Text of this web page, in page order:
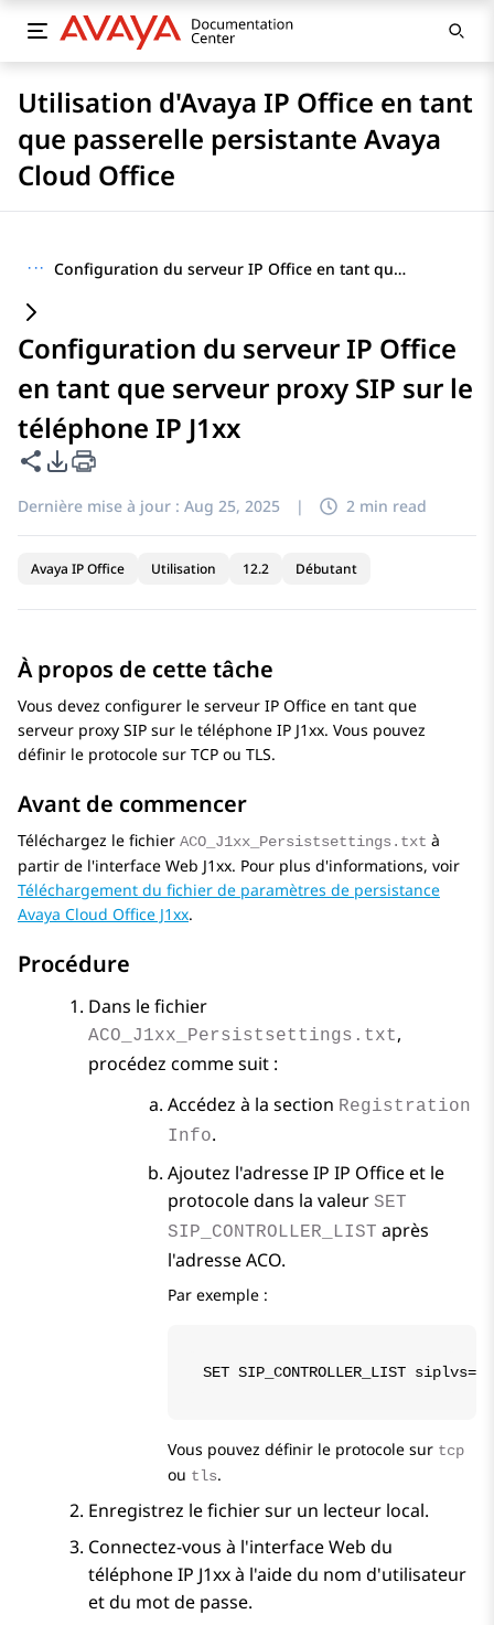
Utilisation d'Avaya IP Office en tant
que passerelle persistante Avaya
Cloud Office
··· Configuration du serveur IP Office en tant que serveur proxy SIP sur le téléphone IP J1xx
Configuration du serveur IP Office
en tant que serveur proxy SIP sur le
téléphone IP J1xx
Partager cette page
Options d'exportation PDF
Dernière mise à jour : Aug 25, 2025 | 2 min read
Avaya IP Office Utilisation 12.2 Débutant
À propos de cette tâche
Vous devez configurer le serveur IP Office en tant que
serveur proxy SIP sur le téléphone IP J1xx. Vous pouvez
définir le protocole sur TCP ou TLS.
Avant de commencer
Téléchargez le fichier ACO_J1xx_Persistsettings.txt à
partir de l'interface Web J1xx. Pour plus d'informations, voir
Téléchargement du fichier de paramètres de persistance
Avaya Cloud Office J1xx.
Procédure
Dans le fichier
ACO_J1xx_Persistsettings.txt,
procédez comme suit :
Accédez à la section Registration
Info.
Ajoutez l'adresse IP IP Officeet le
protocole dans la valeur SET
SIP_CONTROLLER_LIST après
l'adresse ACO.
Par exemple :
SET SIP_CONTROLLER_LIST
Vous pouvez définir le protocole sur tcp
ou tls.
Enregistrez le fichier sur un lecteur local.
Connectez-vous à l'interface Web du
téléphone IP J1xx à l'aide du nom d'utilisateur
et du mot de passe.